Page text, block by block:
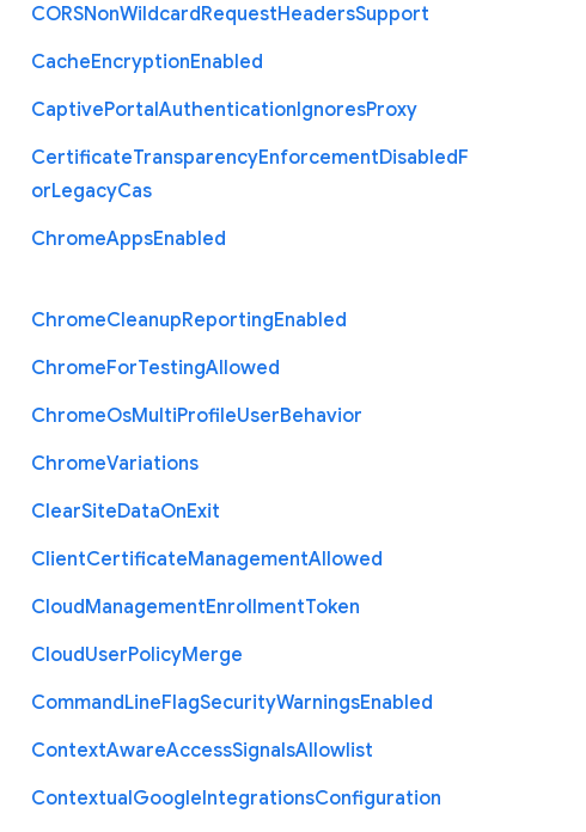
CORSNonWildcardRequestHeadersSupport
CacheEncryptionEnabled
CaptivePortalAuthenticationIgnoresProxy
CertificateTransparencyEnforcementDisabledF
orLegacyCas
ChromeAppsEnabled
ChromeCleanupReportingEnabled
ChromeForTestingAllowed
ChromeOsMultiProfileUserBehavior
ChromeVariations
ClearSiteDataOnExit
ClientCertificateManagementAllowed
CloudManagementEnrollmentToken
CloudUserPolicyMerge
CommandLineFlagSecurityWarningsEnabled
ContextAwareAccessSignalsAllowlist
ContextualGoogleIntegrationsConfiguration